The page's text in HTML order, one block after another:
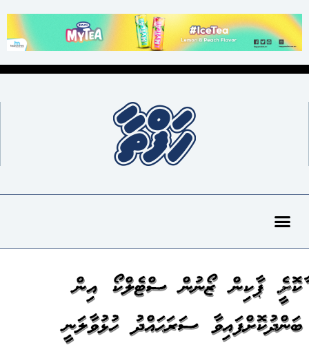
ގާކޮށީގެ ޕާކިން ޒޯނުން ސްޓެލްކޯ އިން
ބަންދުކޮށްފައިވާ ސަރަޙައްދު ހުޅުވާލަނީ